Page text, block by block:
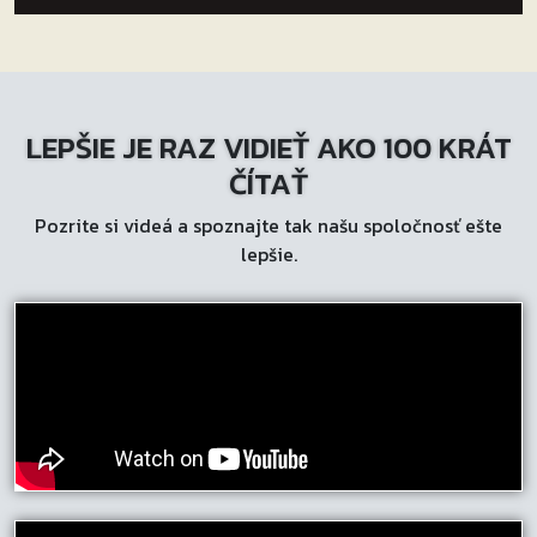
má
si
môžete
na
LEPŠIE JE RAZ VIDIEŤ AKO 100 KRÁT
ČÍTAŤ
Pozrite si videá a spoznajte tak našu spoločnosť ešte
lepšie.